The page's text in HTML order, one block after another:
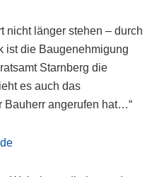
nicht länger stehen – durch
ist die Baugenehmigung
Starnberg die
es auch das
Bauherr angerufen hat…“